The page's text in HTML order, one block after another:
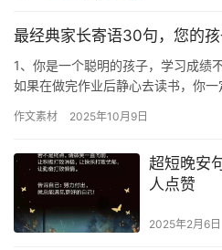
最经典家长寄语30句，您的
1、你是一个聪明的孩子，学习成绩
如果在做完作业后静心去读书，你
作文素材 2025年10月9日
超短晚安
人点赞
2025年2月6日